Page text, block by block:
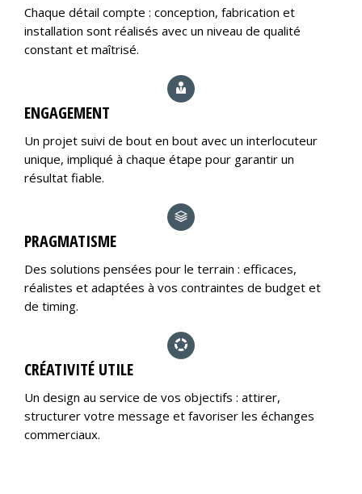
Chaque détail compte : conception, fabrication et
installation sont réalisés avec un niveau de qualité
constant et maîtrisé.
ENGAGEMENT
Un projet suivi de bout en bout avec un interlocuteur
unique, impliqué à chaque étape pour garantir un
résultat fiable.
PRAGMATISME
Des solutions pensées pour le terrain : efficaces,
réalistes et adaptées à vos contraintes de budget et
de timing.
CRÉATIVITÉ UTILE
Un design au service de vos objectifs : attirer,
structurer votre message et favoriser les échanges
commerciaux.